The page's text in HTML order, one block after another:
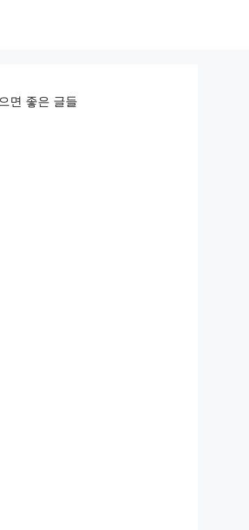
면 좋은 글들